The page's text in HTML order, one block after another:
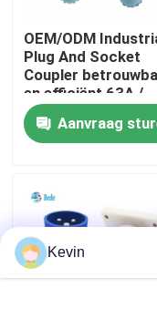
Kwaliteitscontrole
Neem contact
Nieuws
Vraag een offerte
OEM/ODM
Plug And Socket
Coupler
en efficiënt 63A /
125A 3 pinnen
Aanvraag
Kevin